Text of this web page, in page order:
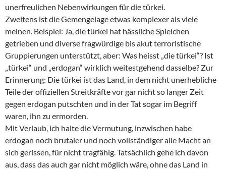
unerfreulichen Nebenwirkungen für die türkei.
Zweitens ist die Gemengelage etwas komplexer als viele
meinen. Beispiel: Ja, die türkei hat hässliche Spielchen
getrieben und diverse fragwürdige bis akut terroristische
Gruppierungen unterstützt, aber: Was heisst „die türkei“? Ist
„türkei“ und „erdogan“ wirklich weitestgehend dasselbe? Zur
Erinnerung: Die türkei ist das Land, in dem nicht unerhebliche
Teile der offiziellen Streitkräfte vor gar nicht so langer Zeit
gegen erdogan putschten und in der Tat sogar im Begriff
waren, ihn zu ermorden.
Mit Verlaub, ich halte die Vermutung, inzwischen habe
erdogan noch brutaler und noch vollständiger alle Macht an
sich gerissen, für nicht tragfähig. Tatsächlich gehe ich davon
aus, dass das auch gar nicht möglich wäre, ohne das Land in